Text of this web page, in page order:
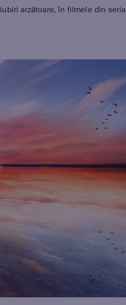
arzătoare, în filmele din seria